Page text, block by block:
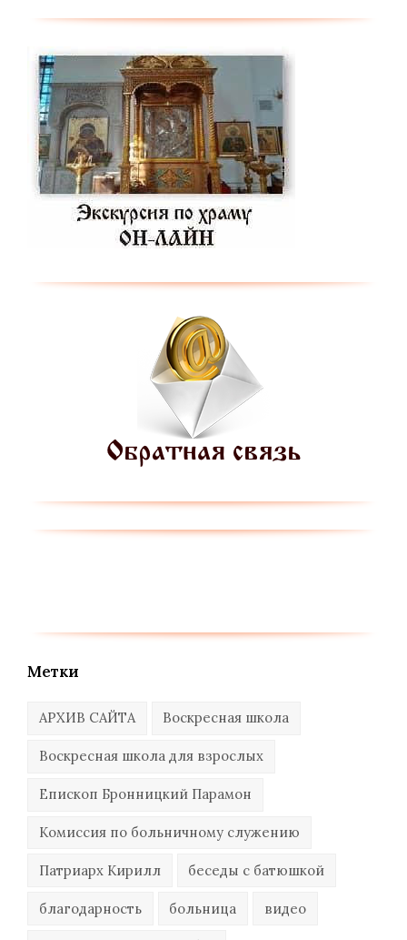
Метки
АРХИВ САЙТА Воскресная школа
Воскресная школа для взрослых
Епископ Бронницкий Парамон
Комиссия по больничному служению
Патриарх Кирилл беседы с батюшкой
благодарность больница видео